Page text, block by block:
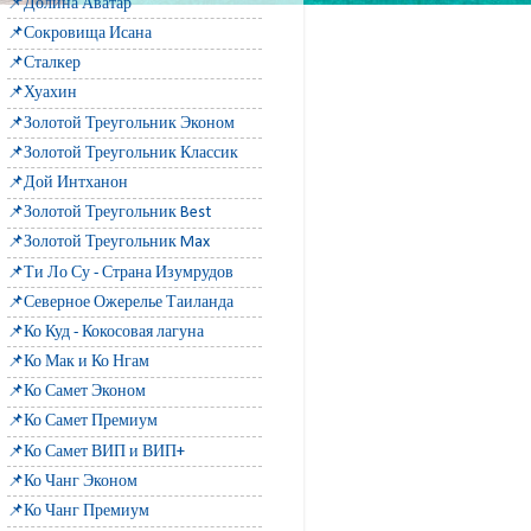
📌Долина Аватар
📌Сокровища Исана
📌Сталкер
📌Хуахин
📌Золотой Треугольник Эконом
📌Золотой Треугольник Классик
📌Дой Интханон
📌Золотой Треугольник Best
📌Золотой Треугольник Max
📌Ти Ло Су - Страна Изумрудов
📌Северное Ожерелье Таиланда
📌Ко Куд - Кокосовая лагуна
📌Ко Мак и Ко Нгам
📌Ко Самет Эконом
📌Ко Самет Премиум
📌Ко Самет ВИП и ВИП+
📌Ко Чанг Эконом
📌Ко Чанг Премиум